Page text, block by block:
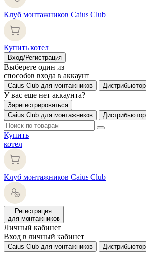
Клуб монтажников Caius Club
Купить котел
Вход/Регистрация
Выберете один из
способов входа в аккаунт
Caius Club для монтажников Дистрибьютор
У вас еще нет аккаунта?
Зарегистрироваться
Caius Club для монтажников
Дистрибьютор
Купить
котел
Клуб монтажников Caius Club
Регистрация
для монтажников
Личный кабинет
Вход в личный кабинет
Caius Club для монтажников Дистрибьютор